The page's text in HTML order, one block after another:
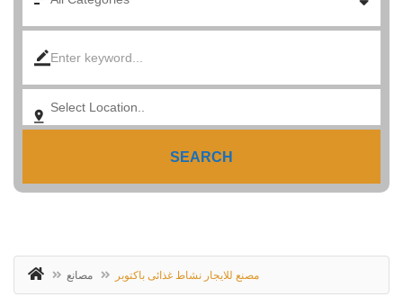
SEARCH
مصانع مصنع للايجار نشاط غذائى باكتوبر